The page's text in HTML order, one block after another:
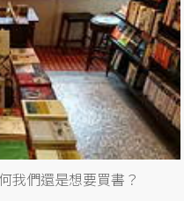
我們還是想要買書？